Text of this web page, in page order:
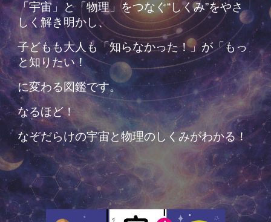
「宇宙」と「物理」をつなぐ“しくみ”をやさ
しく解き明かし、
子どもも大人も「知らなかった！」が「もっ
と知りたい！
に変わる図鑑です。
なるほど！
なぞだらけの宇宙と物理のしくみがわかる！